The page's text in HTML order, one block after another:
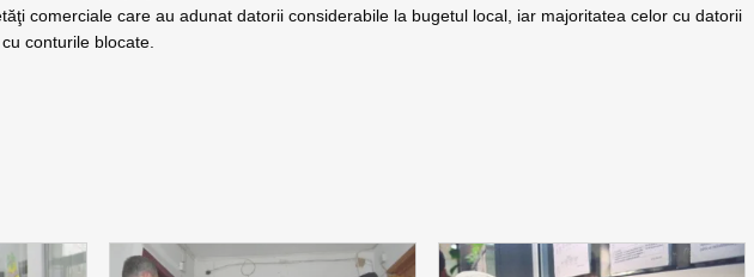
comerciale care au adunat datorii considerabile la bugetul local, iar majoritatea celor cu datorii
conturile blocate.